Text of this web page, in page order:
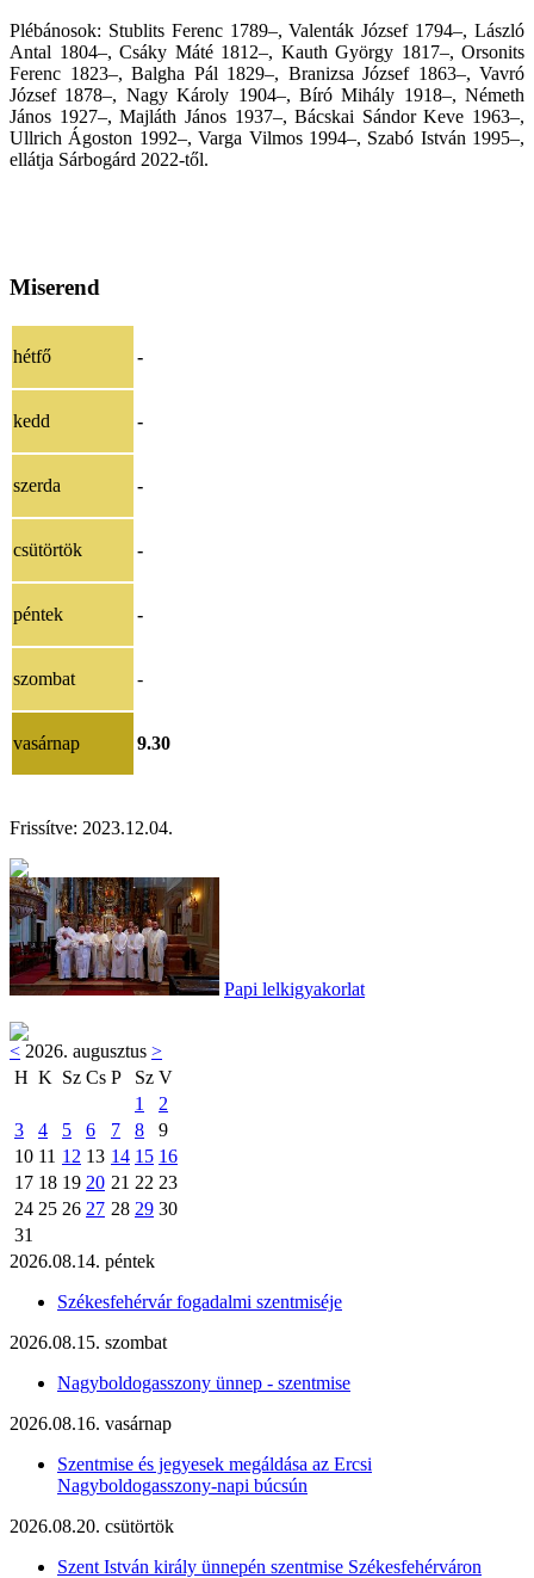
Plébánosok: Stublits Ferenc 1789–, Valenták József 1794–, László
Antal 1804–, Csáky Máté 1812–, Kauth György 1817–, Orsonits
Ferenc 1823–, Balgha Pál 1829–, Branizsa József 1863–, Vavró
József 1878–, Nagy Károly 1904–, Bíró Mihály 1918–, Németh
János 1927–, Majláth János 1937–, Bácskai Sándor Keve 1963–,
Ullrich Ágoston 1992–, Varga Vilmos 1994–, Szabó István 1995–,
ellátja Sárbogárd 2022-től.
Miserend
hétfő -
kedd -
szerda -
csütörtök -
péntek -
szombat -
vasárnap 9.30
Frissítve: 2023.12.04.
Papi lelkigyakorlat
< 2026. augusztus >
H K Sz Cs P Sz V
1
2
3
4 5 6 7 8
9
10 11 12 13 14 15 16
17 18 19 20 21 22 23
24 25 26 27 28 29 30
31
2026.08.14. péntek
Székesfehérvár fogadalmi szentmiséje
2026.08.15. szombat
Nagyboldogasszony ünnep - szentmise
2026.08.16. vasárnap
Szentmise és jegyesek megáldása az Ercsi
Nagyboldogasszony-napi búcsún
2026.08.20. csütörtök
Szent István király ünnepén szentmise Székesfehérváron